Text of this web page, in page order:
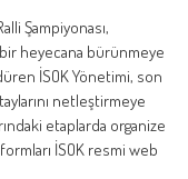
Şampiyonası,
bir heyecana bürünmeye
İSOK Yönetimi, son
netleştirmeye
etaplarda organize
İSOK resmi web